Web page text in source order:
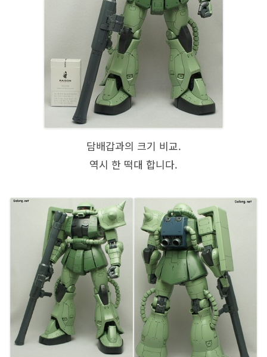
담배갑과의 크기 비교.
역시 한 떡대 합니다.